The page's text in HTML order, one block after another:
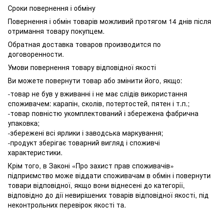
Сроки повернення і обміну
Повернення і обмін товарів можливий протягом 14 днів після
отримання товару покупцем.
Обратная доставка товаров производится по
договоренности.
Умови повернення товару відповідної якості
Ви можете повернути товар або змінити його, якщо:
-товар не був у вживанні і не має слідів використання
споживачем: карапін, сколів, потертостей, пятен і т.п.;
-товар повністю укомплектований і збережена фабрична
упаковка;
-збережені всі ярлики і заводська маркування;
-продукт зберігає товарний вигляд і споживчі
характеристики.
Крім того, в Законі «Про захист прав споживачів»
підприємство може віддати споживачам в обмін і повернути
товари відповідної, якщо вони віднесені до категорії,
відповідно до дії невирішених товарів відповідної якості, під
неконтрольних перевірок якості та.